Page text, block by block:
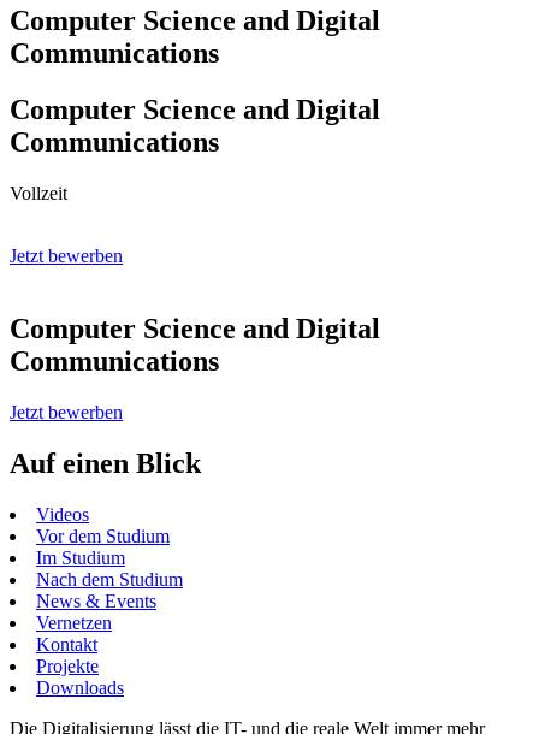
Computer Science and Digital
Communications
Computer Science and Digital
Communications
Vollzeit
Jetzt bewerben
Computer Science and Digital
Communications
Jetzt bewerben
Auf einen Blick
Videos
Vor dem Studium
Im Studium
Nach dem Studium
News & Events
Vernetzen
Kontakt
Projekte
Downloads
Die Digitalisierung lässt die IT- und die reale Welt immer mehr